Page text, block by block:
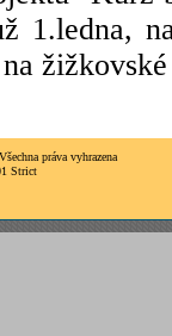
1.ledna,
práva vyhrazena
Strict